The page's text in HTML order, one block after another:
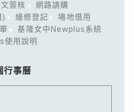
簽核
網路請購
)
維修登記
場地借用
基隆女中Newplus系統
使用說明
行事曆